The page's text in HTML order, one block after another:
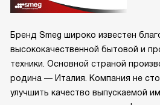
Бренд Smeg широко известен
высококачественной бытовой и
техники. Основной страной
родина — Италия. Компания не
улучшить качество выпускаемой